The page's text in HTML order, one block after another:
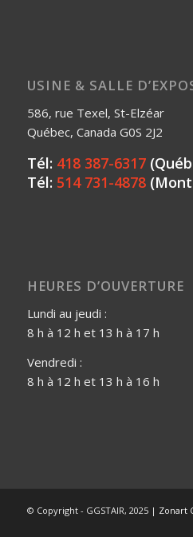
USINE & SALLE
586, rue Texel, St-Elzéar
Québec, Canada G0S 2J2
Tél: 418 387-6317
Tél: 514 731-4878
HEURES D’OUVERTURE
Lundi au jeudi :
8 h à 12 h et 13 h à 17 h
Vendredi :
8 h à 12 h et 13 h à 16 h
© Copyright - GGSTAIR, 2025 | Zonart